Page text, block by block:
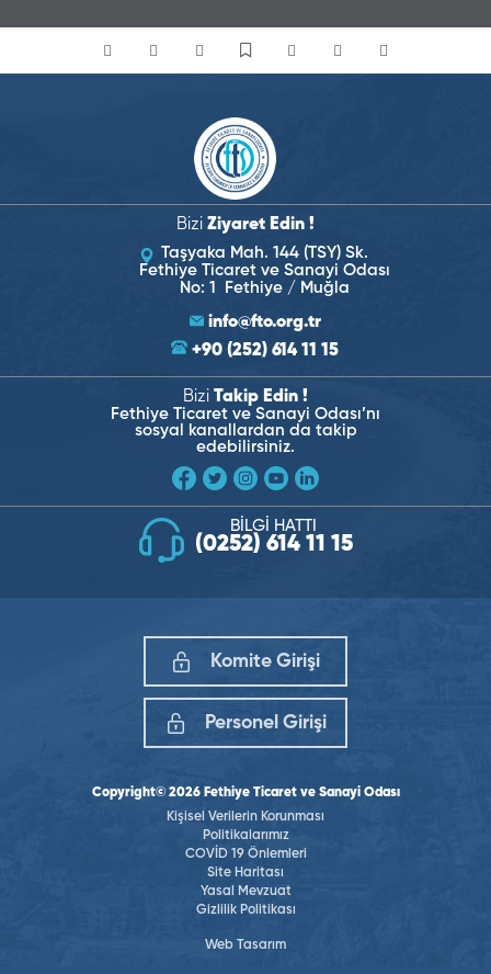
Bizi Ziyaret Edin !
Taşyaka Mah. 144 (TSY) Sk.
Fethiye Ticaret ve Sanayi Odası
No: 1 Fethiye / Muğla
info@fto.org.tr
+90 (252) 614 11 15
Bizi Takip Edin !
Fethiye Ticaret ve Sanayi Odası’nı
sosyal kanallardan da takip
edebilirsiniz.
BİLGİ HATTI
(0252) 614 11 15
Komite Girişi
Personel Girişi
Copyright© 2026 Fethiye Ticaret ve Sanayi Odası
Kişisel Verilerin Korunması
Politikalarımız
COVİD 19 Önlemleri
Site Haritası
Yasal Mevzuat
Gizlilik Politikası
Web Tasarım